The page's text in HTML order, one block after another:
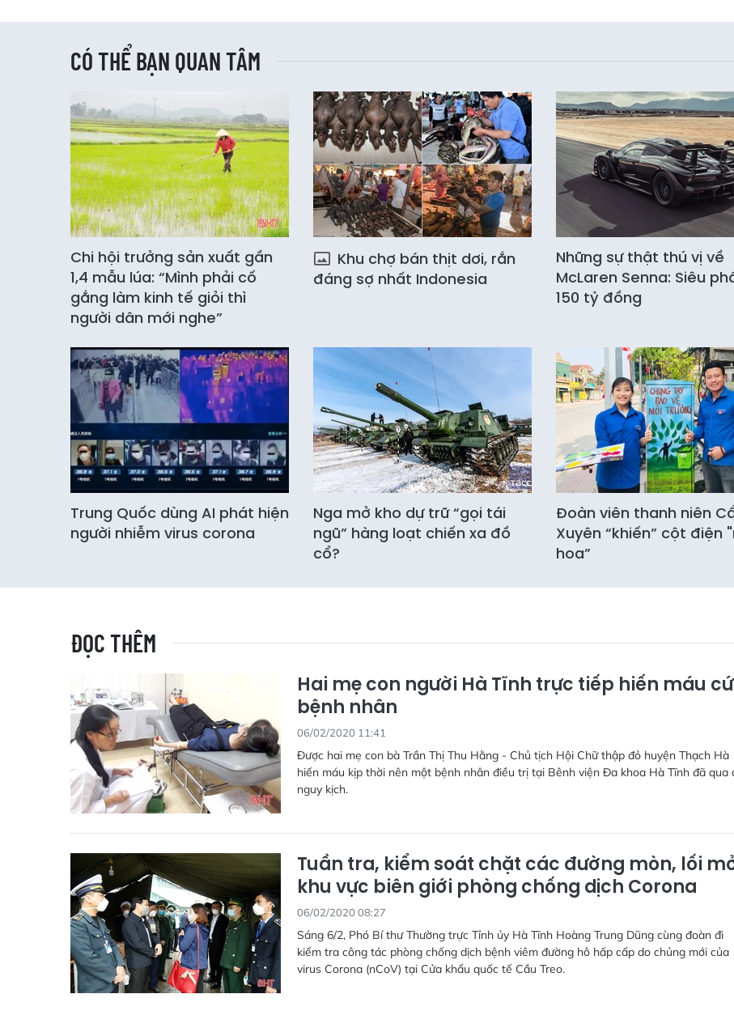
CÓ THỂ BẠN QUAN TÂM
Chi hội trưởng sản xuất gần
1,4 mẫu lúa: “Mình phải cố
gắng làm kinh tế giỏi thì
người dân mới nghe”
Khu chợ bán thịt dơi, rắn
đáng sợ nhất Indonesia
Những sự thật thú vị về
McLaren Senna: Siêu
150 tỷ đồng
Trung Quốc dùng AI phát hiện
người nhiễm virus corona
Nga mở kho dự trữ “gọi tái
ngũ” hàng loạt chiến xa đồ
cổ?
Đoàn viên thanh niên
Xuyên “khiến” cột điện
hoa”
ĐỌC THÊM
Hai mẹ con người Hà Tĩnh trực tiếp hiến máu
bệnh nhân
06/02/2020 11:41
Được hai mẹ con bà Trần Thị Thu Hằng - Chủ tịch Hội Chữ thập đỏ huyện Thạch Hà
hiến máu kịp thời nên một bệnh nhân điều trị tại Bênh viện Đa khoa Hà Tĩnh đã qua
nguy kịch.
Tuần tra, kiểm soát chặt các đường mòn, lối
khu vực biên giới phòng chống dịch Corona
06/02/2020 08:27
Sáng 6/2, Phó Bí thư Thường trực Tỉnh ủy Hà Tĩnh Hoàng Trung Dũng cùng đoàn đi
kiểm tra công tác phòng chống dịch bệnh viêm đường hô hấp cấp do chủng mới của
virus Corona (nCoV) tại Cửa khẩu quốc tế Cầu Treo.